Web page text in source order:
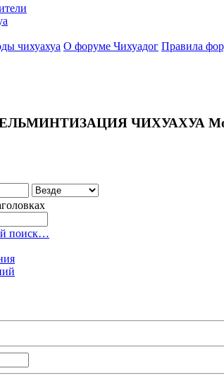
чихуахуа О форуме Чихуадог Правила
ЧИХУАХУА Можно
поиск…